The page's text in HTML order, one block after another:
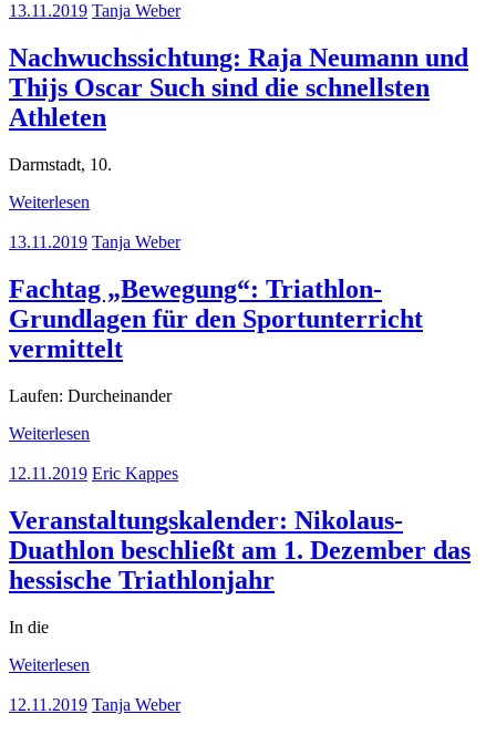
13.11.2019 Tanja Weber
Nachwuchssichtung: Raja Neumann und
Thijs Oscar Such sind die schnellsten
Athleten
Darmstadt, 10.
Weiterlesen
13.11.2019 Tanja Weber
Fachtag „Bewegung“: Triathlon-
Grundlagen für den Sportunterricht
vermittelt
Laufen: Durcheinander
Weiterlesen
12.11.2019 Eric Kappes
Veranstaltungskalender: Nikolaus-
Duathlon beschließt am 1. Dezember das
hessische Triathlonjahr
In die
Weiterlesen
12.11.2019 Tanja Weber